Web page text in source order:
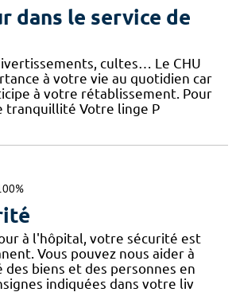
dans le service de
cultes… Le CHU
à votre vie au quotidien car
à votre rétablissement. Pour
tranquillité Votre linge P
à l'hôpital, votre sécurité est
Vous pouvez nous aider à
des biens et des personnes en
indiquées dans votre liv